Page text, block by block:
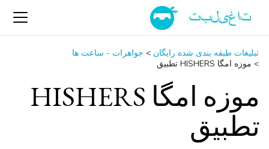
تبلیغات طبقه بندی شده رایگان > جواهرات - ساعت ‌ها
> موزه امگا HISHERS تطبیق
موزه امگا HISHERS
تطبیق